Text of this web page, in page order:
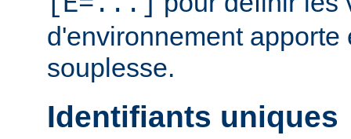
d'environnement apporte
souplesse.
Identifiants uniques